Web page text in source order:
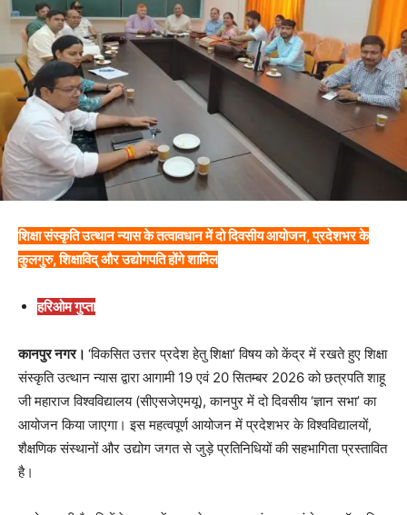
शिक्षा संस्कृति उत्थान न्यास के तत्वावधान में दो दिवसीय आयोजन, प्रदेशभर के
कुलगुरु, शिक्षाविद् और उद्योगपति होंगे शामिल
हरिओम गुप्ता
कानपुर नगर। ‘विकसित उत्तर प्रदेश हेतु शिक्षा’ विषय को केंद्र में रखते हुए शिक्षा
संस्कृति उत्थान न्यास द्वारा आगामी 19 एवं 20 सितम्बर 2026 को छत्रपति शाहू
जी महाराज विश्वविद्यालय (सीएसजेएमयू), कानपुर में दो दिवसीय ‘ज्ञान सभा’ का
आयोजन किया जाएगा। इस महत्वपूर्ण आयोजन में प्रदेशभर के विश्वविद्यालयों,
शैक्षणिक संस्थानों और उद्योग जगत से जुड़े प्रतिनिधियों की सहभागिता प्रस्तावित
है।